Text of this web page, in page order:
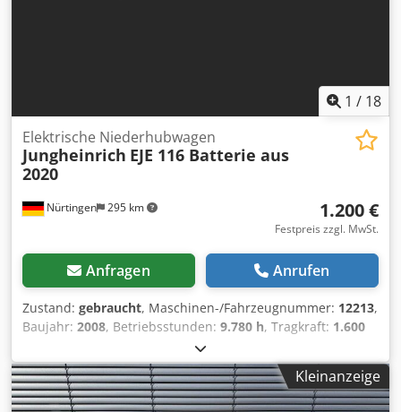
1 / 18
Nürtingen 295 km
Elektrische Niederhubwagen
Jungheinrich EJE 116 Batterie aus
2020
1.200 €
Festpreis zzgl. MwSt.
Anfragen Anrufen
Zustand: gebraucht, Maschinen-/Fahrzeugnummer: 12213,
Baujahr: 2008, Betriebsstunden: 9.780 h, Tragkraft: 1.600
, Lastschwerpunkt:
Kraftstofftyp:elektrisch, Masttyp:Sonstige, Bauhöhe:
1.330 mm, Gesamtgewicht:577 kg, 5007021 Codpfxjxubfzj
Alyjrf Seriennummer: 90315321
Kleinanzeige